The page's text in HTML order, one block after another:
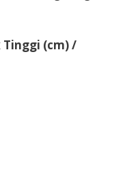
Tinggi (cm) /